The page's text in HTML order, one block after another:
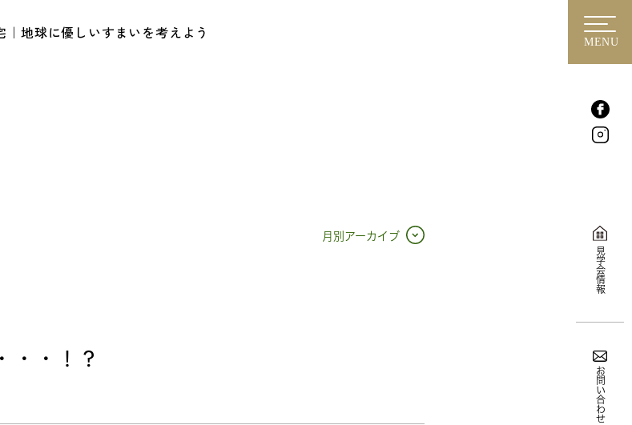
地球に優しいすまいを考えよう
MENU
見学会情報
お問い合わせ
月別アーカイブ
・・！？